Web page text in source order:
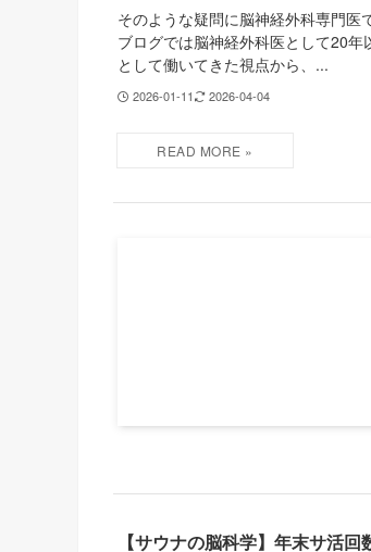
そのような疑問に脳神経外科専門
ブログでは脳神経外科医として20
として働いてきた視点から、...
2026-01-11 2026-04-04
【サウナの脳科学】年末サ活